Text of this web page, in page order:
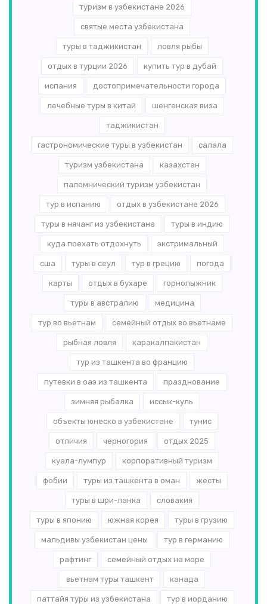
туризм в узбекистане 2026
святые места узбекистана
туры в таджикистан ловля рыбы
отдых в турции 2026 купить тур в дубай
испания достопримечательности города
лечебные туры в китай шенгенская виза
таджикистан
гастрономические туры в узбекистан салала
туризм узбекистана казахстан
паломнический туризм узбекистан
тур в испанию отдых в узбекистане 2026
туры в нячанг из узбекистана туры в индию
куда поехать отдохнуть экстримальный
сша туры в сеул тур в грецию погода
карты отдых в бухаре горнолыжник
туры в австралию медицина
тур во вьетнам семейный отдых во вьетнаме
рыбная ловля каракалпакистан
тур из ташкента во францию
путевки в оаэ из ташкента празднование
зимняя рыбалка иссык-куль
объекты юнеско в узбекистане тунис
отличия черногория отдых 2025
куала-лумпур корпоративный туризм
фобии туры из ташкента в оман жесты
туры в шри-ланка словакия
туры в японию южная корея туры в грузию
мальдивы узбекистан цены тур в германию
рафтинг семейный отдых на море
вьетнам туры ташкент канада
паттайя туры из узбекистана тур в иорданию